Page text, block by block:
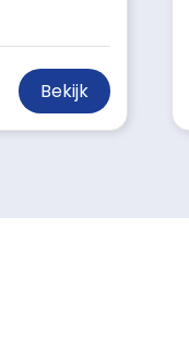
Bekijk